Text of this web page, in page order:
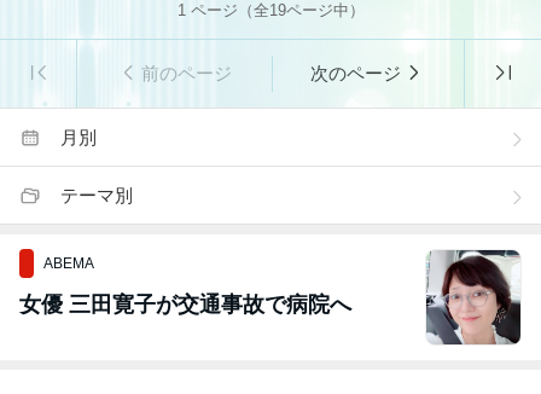
1ページ（全19ページ中）
前のページ 次のページ
月別
テーマ別
ABEMA
女優 三田寛子が交通事故で病院へ